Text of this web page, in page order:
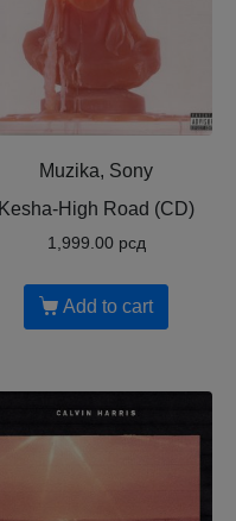
Muzika, Sony
Kesha-High Road (CD)
1,999.00 рсд
Add to cart